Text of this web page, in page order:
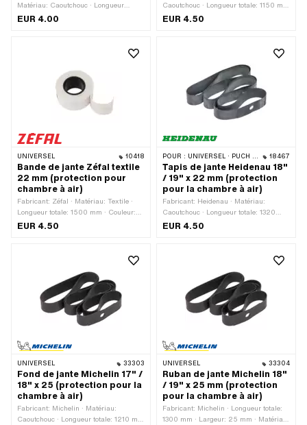
Matériau: Caoutchouc · Longueur
totale: 1280 mm · Couleur: bleu ·
EUR 4.00
Caoutchouc · Longueur totale: 1150 mm
· Couleur: noir · Largeur: 22 mm ·
EUR 4.50
UNIVERSEL 10418
Bande de jante Zéfal textile
22 mm (protection pour
chambre à air)
Fabricant: Zéfal · Matériau: Textile ·
Longueur totale: 1500 mm · Couleur:
blanc · Largeur: 22 mm · Taille des
EUR 4.50
POUR : UNIVERSEL · PUCH · SACHS 18467
Tapis de jante Heidenau 18"
/ 19" x 22 mm (protection
pour la chambre à air)
Fabricant: Heidenau · Matériau:
Caoutchouc · Longueur totale: 1320
mm · Couleur: noir · Largeur: 22 mm ·
EUR 4.50
UNIVERSEL 33303
Fond de jante Michelin 17" /
18" x 25 (protection pour la
chambre à air)
Fabricant: Michelin · Matériau:
Caoutchouc · Longueur totale: 1210 mm
UNIVERSEL 33304
Ruban de jante Michelin 18"
/ 19" x 25 mm (protection
pour la chambre à air)
Fabricant: Michelin · Longueur totale:
1300 mm · Largeur: 25 mm · Matériau: